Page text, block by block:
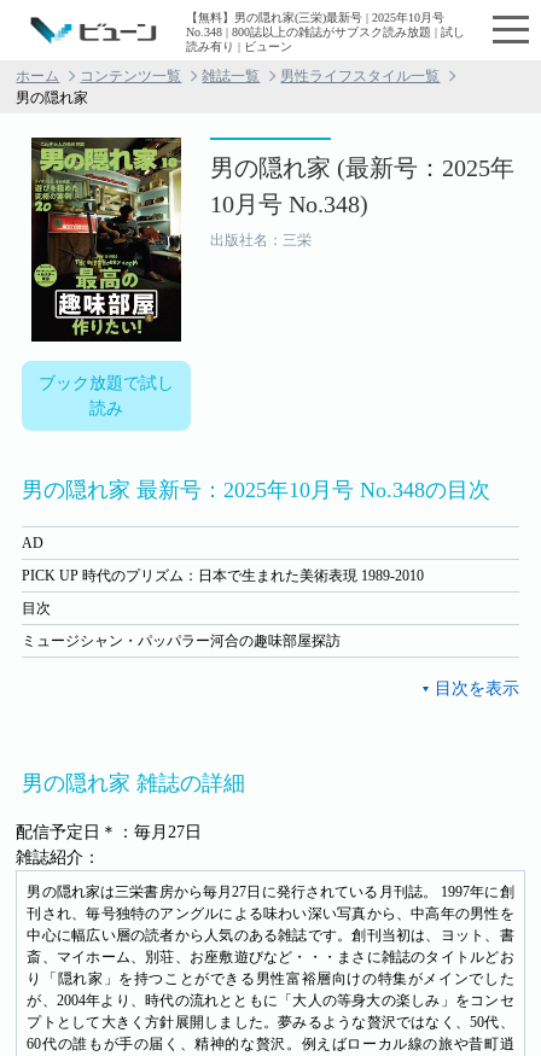
【無料】男の隠れ家(三栄)最新号 | 2025年10月号
No.348 | 800誌以上の雑誌がサブスク読み放題 | 試し
読み有り | ビューン
ホーム コンテンツ一覧 雑誌一覧
男性ライフスタイル一覧
男の隠れ家
ブック放題で試し
読み
男の隠れ家 (最新号：2025年
10月号 No.348)
出版社名：三栄
男の隠れ家 最新号：2025年10月号 No.348の目次
AD
PICK UP 時代のプリズム：日本で生まれた美術表現 1989-2010
目次
ミュージシャン・パッパラー河合の趣味部屋探訪
男の隠れ家 雑誌の詳細
配信予定日＊：毎月27日
雑誌紹介：
男の隠れ家は三栄書房から毎月27日に発行されている月刊誌。 1997年に創
刊され、毎号独特のアングルによる味わい深い写真から、中高年の男性を
中心に幅広い層の読者から人気のある雑誌です。創刊当初は、ヨット、書
斎、マイホーム、別荘、お座敷遊びなど・・・まさに雑誌のタイトルどお
り「隠れ家」を持つことができる男性富裕層向けの特集がメインでした
が、2004年より、時代の流れとともに「大人の等身大の楽しみ」をコンセ
プトとして大きく方針展開しました。夢みるような贅沢ではなく、50代、
60代の誰もが手の届く、精神的な贅沢。例えばローカル線の旅や昔町逍